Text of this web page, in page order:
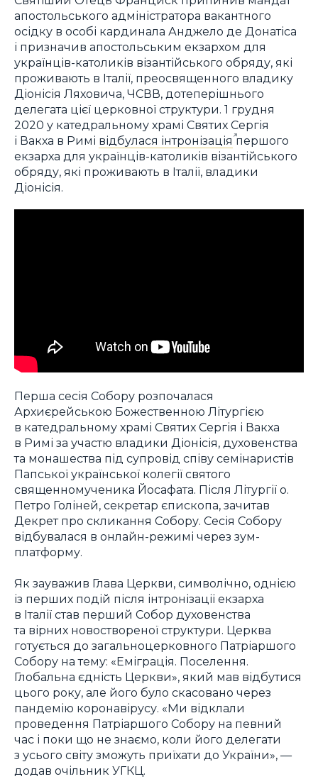
апостольського адміністратора вакантного
осідку в особі кардинала Анджело де Донатіса
і призначив апостольським екзархом для
українців-католиків візантійського обряду, які
проживають в Італії, преосвященного владику
Діонісія Ляховича, ЧСВВ, дотеперішнього
делегата цієї церковної структури. 1 грудня
2020 у катедральному храмі Святих Сергія
і Вакха в Римі відбулася інтронізаціяпершого
екзарха для українців-католиків візантійського
обряду, які проживають в Італії, владики
Діонісія.
Перша сесія Собору розпочалася
Архиєрейською Божественною Літургією
в катедральному храмі Святих Сергія і Вакха
в Римі за участю владики Діонісія, духовенства
та монашества під супровід співу семінаристів
Папської української колегії святого
священномученика Йосафата. Після Літургії о.
Петро Голіней, секретар єпископа, зачитав
Декрет про скликання Собору. Сесія Собору
відбувалася в онлайн-режимі через зум-
платформу.
Як зауважив Глава Церкви, символічно, однією
із перших подій після інтронізації екзарха
в Італії став перший Собор духовенства
та вірних новоствореної структури. Церква
готується до загальноцерковного Патріаршого
Собору на тему: «Еміграція. Поселення.
Глобальна єдність Церкви», який мав відбутися
цього року, але його було скасовано через
пандемію коронавірусу. «Ми відклали
проведення Патріаршого Собору на певний
час і поки що не знаємо, коли його делегати
з усього світу зможуть приїхати до України», —
додав очільник УГКЦ.